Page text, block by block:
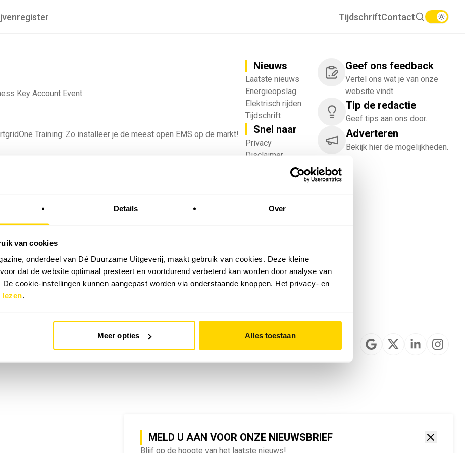
Details Over
van cookies
onderdeel van Dé Duurzame Uitgeverij, maakt gebruik van cookies. Deze kleine
dat de website optimaal presteert en voortdurend verbeterd kan worden door analyse van
cookie-instellingen kunnen aangepast worden via onderstaande knoppen. Het privacy- en
lezen.
Meer opties Alles toestaan
MELD U AAN VOOR ONZE NIEUWSBRIEF
Blijf op de hoogte van het laatste nieuws!
TijdschriftContact
Key Account Event
Training: Zo installeer je de meest open EMS op de markt!
- Residentieel
batterijprofielen: hoe netbeheerders proberen
in 2035 te voorspellen
| SlimmeRik on Tour
Nieuws
Laatste nieuws
Energieopslag
Elektrisch rijden
Tijdschrift
Snel naar
Privacy
Disclaimer
Vacatures
English
Geef ons feedback
Vertel ons wat je van onze
website vindt.
Tip de redactie
Geef tips aan ons door.
Adverteren
Bekijk hier de mogelijkheden.